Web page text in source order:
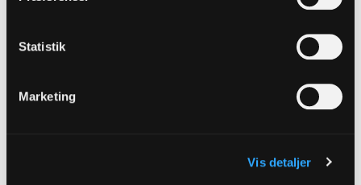
Statistik
Marketing
Vis detaljer
Sørine og Oprustningen